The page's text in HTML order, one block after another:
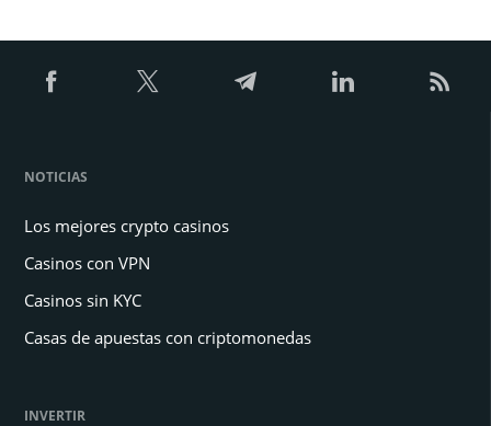
NOTICIAS
Los mejores crypto casinos
Casinos con VPN
Casinos sin KYC
Casas de apuestas con criptomonedas
INVERTIR